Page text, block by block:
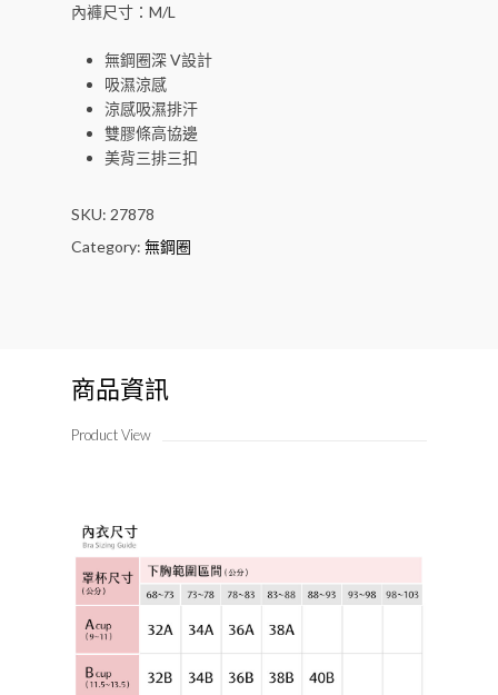
內褲尺寸：M/L
無鋼圈深 V設計
吸濕涼感
涼感吸濕排汗
雙膠條高協邊
美背三排三扣
SKU: 27878
Category: 無鋼圈
商品資訊
Product View